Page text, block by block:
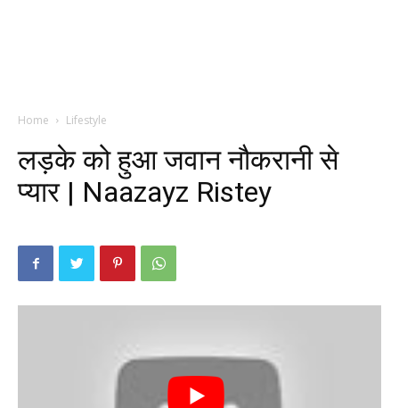
Home Lifestyle
लड़के को हुआ जवान नौकरानी से
प्यार | Naazayz Ristey